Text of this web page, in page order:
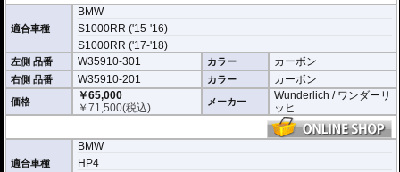
適合車種
BMW
S1000RR ('15-'16)
S1000RR ('17-'18)
左側 品番 W35910-301 カラー カーボン
右側 品番 W35910-201 カラー カーボン
価格
￥65,000
￥71,500(税込) メーカー
Wunderlich / ワンダーリ
ッヒ
適合車種
BMW
HP4